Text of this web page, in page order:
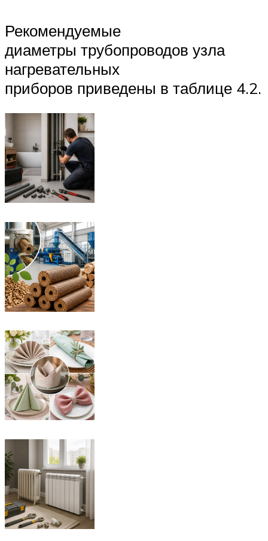
Рекомендуемые
диаметры трубопроводов узла
нагревательных
приборов приведены в таблице 4.2.